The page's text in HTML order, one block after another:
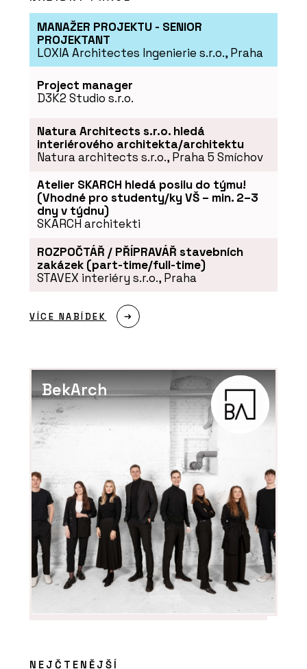
Javorina
PRODUKTY
Modulární úložné systémy LINK -
BeOak by Javorina
MANAŽER PROJEKTU - SENIOR
PROJEKTANT
LOXIA Architectes Ingenierie s.r.o., Praha
Project manager
D3K2 Studio s.r.o.
Natura Architects s.r.o. hledá
interiérového architekta/architektu
Natura architects s.r.o., Praha 5 Smíchov
Atelier SKARCH hledá posilu do týmu!
(Vhodné pro studenty/ky VŠ – min. 2–3
dny v týdnu)
SKARCH architekti
ROZPOČTÁŘ / PŘÍPRAVÁŘ stavebních
zakázek (part-time/full-time)
STAVEX interiéry s.r.o., Praha
VÍCE NABÍDEK
BekArch
NEJČTENĚJŠÍ